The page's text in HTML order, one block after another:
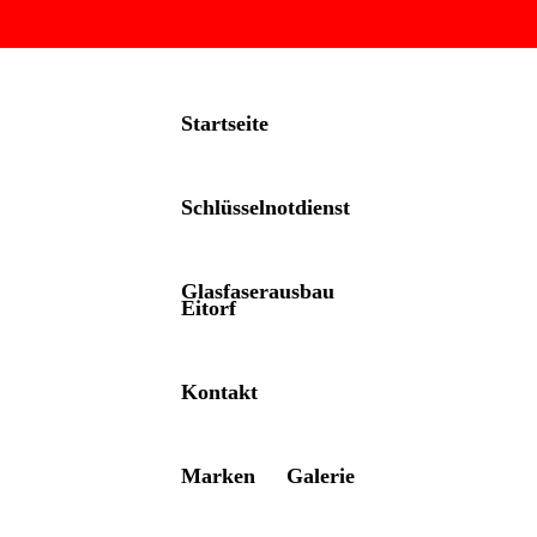
Startseite
Schlüsselnotdienst
Glasfaserausbau
Eitorf
Kontakt
Marken Galerie